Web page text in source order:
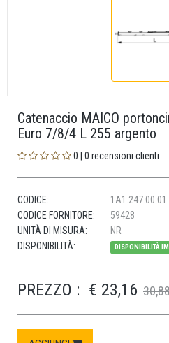
Catenaccio MAICO
Euro 7/8/4 L 255 argento
0 | 0 recensioni clienti
CODICE:
1A1.247.00.01
CODICE FORNITORE:
59428
UNITÀ DI MISURA:
NR
DISPONIBILITÀ:
DISPONIBILITÀ
PREZZO : € 23,16